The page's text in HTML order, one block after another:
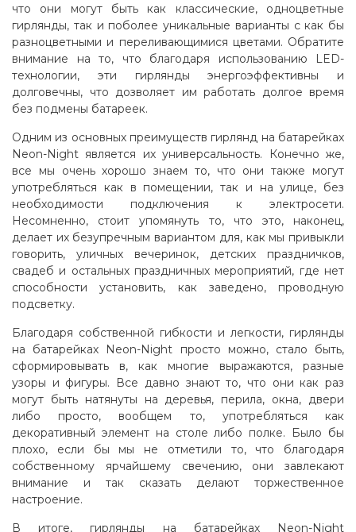
что они могут быть как классические, одноцветные
гирлянды, так и поболее уникальные варианты с как бы
разноцветными и переливающимися цветами. Обратите
внимание на то, что благодаря использованию LED-
технологии, эти гирлянды энергоэффективны и
долговечны, что дозволяет им работать долгое время
без подмены батареек.
Одним из основных преимуществ гирлянд на батарейках
Neon-Night является их универсальность. Конечно же,
все мы очень хорошо знаем то, что они также могут
употребляться как в помещении, так и на улице, без
необходимости подключения к электросети.
Несомненно, стоит упомянуть то, что это, наконец,
делает их безупречным вариантом для, как мы привыкли
говорить, уличных вечеринок, детских праздничков,
свадеб и остальных праздничных мероприятий, где нет
способности установить, как заведено, проводную
подсветку.
Благодаря собственной гибкости и легкости, гирлянды
на батарейках Neon-Night просто можно, стало быть,
сформировывать в, как многие выражаются, разные
узоры и фигуры. Все давно знают то, что они как раз
могут быть натянуты на деревья, перила, окна, двери
либо просто, вообщем то, употребляться как
декоративный элемент на столе либо полке. Было бы
плохо, если бы мы не отметили то, что благодаря
собственному ярчайшему свечению, они завлекают
внимание и так сказать делают торжественное
настроение.
В итоге, гирлянды на батарейках Neon-Night